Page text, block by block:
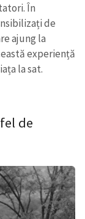
În
de
ajung la
experiență
la sat.
de